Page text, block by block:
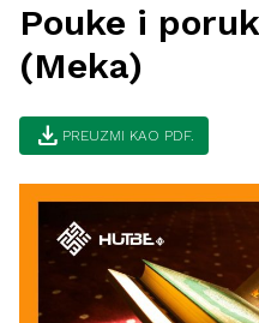
Pouke i
(Meka)
download PREUZMI KAO PDF.